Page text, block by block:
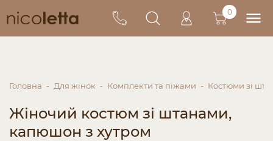
0
Головна Для жінок Комплекти та піжами Костюми зі
Жіночий костюм зі штанами,
капюшон з хутром